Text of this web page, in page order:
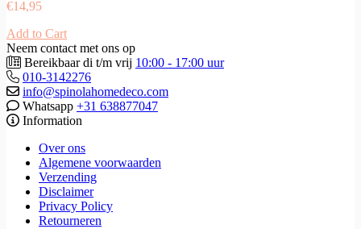
€14,95
Add to Cart
Neem contact met ons op
Bereikbaar di t/m vrij 10:00 - 17:00 uur
010-3142276
info@spinolahomedeco.com
Whatsapp +31 638877047
Information
Over ons
Algemene voorwaarden
Verzending
Disclaimer
Privacy Policy
Retourneren